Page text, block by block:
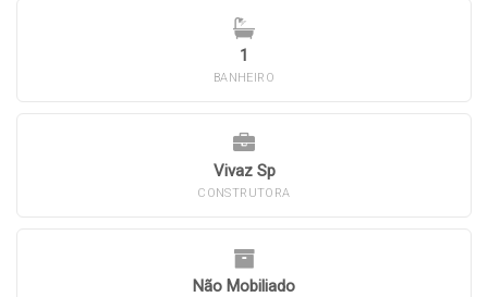
1
BANHEIRO
Vivaz Sp
CONSTRUTORA
Não Mobiliado